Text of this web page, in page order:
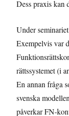
Dess praxis kan
Under
Exempelvis var
rättssystemet (i
En annan fråga
svenska
påverkar FN-